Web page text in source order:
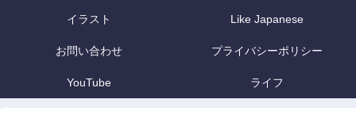
イラスト Like Japanese
お問い合わせ プライバシーポリシー
YouTube ライフ